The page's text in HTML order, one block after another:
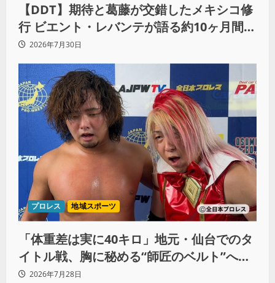
【DDT】期待と葛藤が交錯したメキシコ修
行 ビエント・レバンテが語る約10ヶ月間の
苦悩「くすぶっている自分に腹を立ててい
る」
2026年7月30日
プロレス 地域スポーツ
「体重差は実に40キロ」地元・仙台でのタ
イトル戦、胸に秘める“師匠のベルト”への
想いと同期決戦への決意
2026年7月28日